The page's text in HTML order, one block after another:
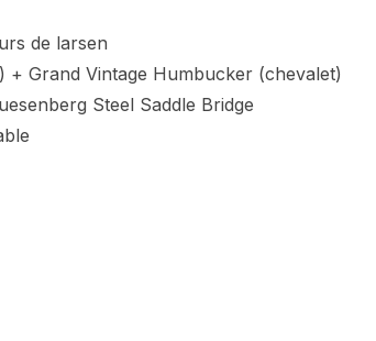
de larsen
+ Grand Vintage Humbucker (chevalet)
Steel Saddle Bridge